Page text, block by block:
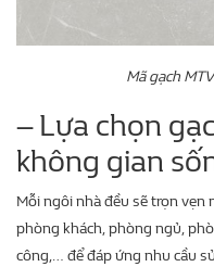
Mã gạch
– Lựa chọn
không gian
Mỗi ngôi nhà đều sẽ trọn
phòng khách, phòng ngủ,
công,… để đáp ứng nhu cầu